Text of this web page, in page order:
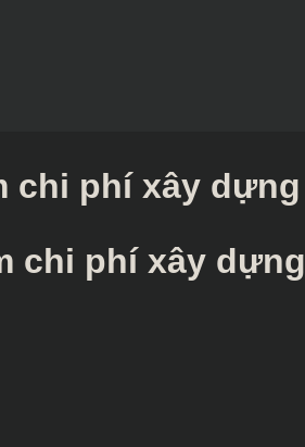
chi phí xây dựng
chi phí xây dựng